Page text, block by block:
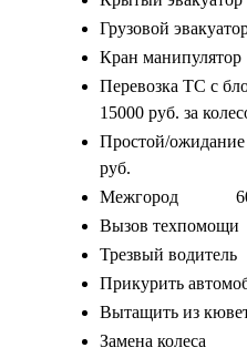
Грузовой
Кран манипулятор
Перевозка ТС с
15000 руб. за
Простой/ожидание
руб.
Межгород
Вызов техпомощи
Трезвый водитель
Прикурить
Вытащить из
Замена колеса